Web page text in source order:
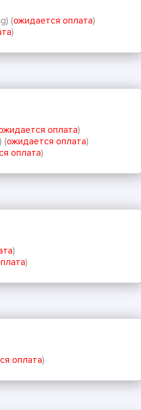
(ожидается оплата)
)
оплата)
(ожидается оплата)
оплата)
)
)
оплата)